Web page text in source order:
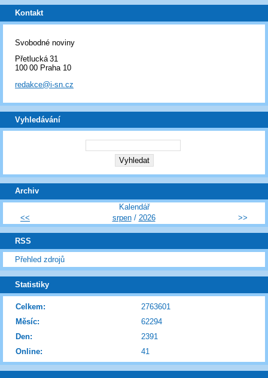
Kontakt
Svobodné noviny
Přetlucká 31
100 00 Praha 10
redakce@i-sn.cz
Vyhledávání
Archiv
Kalendář
<<
srpen/ 2026 >>
RSS
Přehled zdrojů
Statistiky
Online: 41
Celkem:
2763601
Měsíc:
62294
Den:
2391